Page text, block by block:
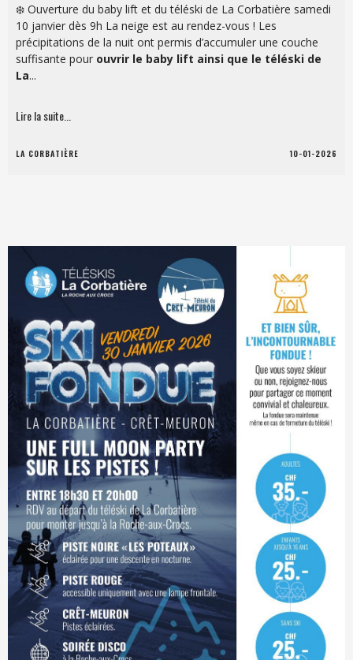
❄️ Ouverture du baby lift et du téléski de La Corbatière samedi
10 janvier dès 9h La neige est au rendez-vous ! Les
précipitations de la nuit ont permis d’accumuler une couche
suffisante pour ouvrir le baby lift ainsi que le téléski de
La...
Lire la suite...
LA CORBATIÈRE 10-01-2026